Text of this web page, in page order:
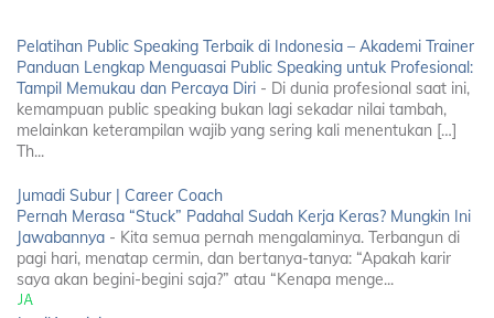
Pelatihan Public Speaking Terbaik di Indonesia – Akademi Trainer
Panduan Lengkap Menguasai Public Speaking untuk Profesional:
Tampil Memukau dan Percaya Diri - Di dunia profesional saat ini,
kemampuan public speaking bukan lagi sekadar nilai tambah,
melainkan keterampilan wajib yang sering kali menentukan […]
Th...
Jumadi Subur | Career Coach
Pernah Merasa “Stuck” Padahal Sudah Kerja Keras? Mungkin Ini
Jawabannya - Kita semua pernah mengalaminya. Terbangun di
pagi hari, menatap cermin, dan bertanya-tanya: “Apakah karir
saya akan begini-begini saja?” atau “Kenapa menge...